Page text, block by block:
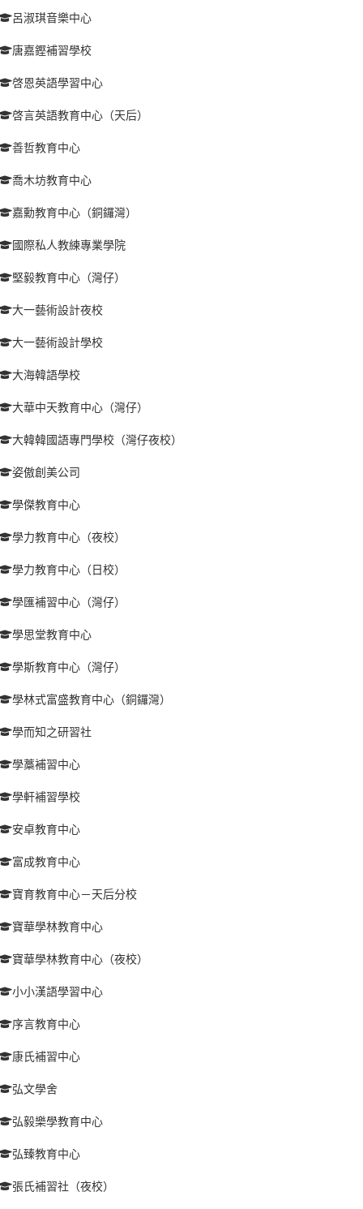
呂淑琪音樂中心
唐嘉鏗補習學校
啓恩英語學習中心
啓言英語教育中心（天后）
善哲教育中心
喬木坊教育中心
嘉勳教育中心（銅鑼灣）
國際私人教練專業學院
堅毅教育中心（灣仔）
大一藝術設計夜校
大一藝術設計學校
大海韓語學校
大華中天教育中心（灣仔）
大韓韓國語專門學校（灣仔夜校）
姿傲創美公司
學傑教育中心
學力教育中心（夜校）
學力教育中心（日校）
學匯補習中心（灣仔）
學思堂教育中心
學斯教育中心（灣仔）
學林式富盛教育中心（銅鑼灣）
學而知之研習社
學藁補習中心
學軒補習學校
安卓教育中心
富成教育中心
寶育教育中心－天后分校
寶華學林教育中心
寶華學林教育中心（夜校）
小小漢語學習中心
序言教育中心
康氏補習中心
弘文學舍
弘毅樂學教育中心
弘臻教育中心
張氏補習社（夜校）